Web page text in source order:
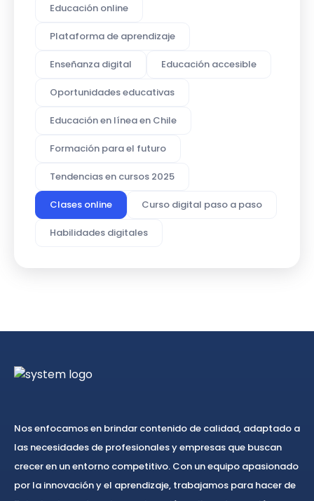
Educación online
Plataforma de aprendizaje
Enseñanza digital Educación accesible
Oportunidades educativas
Educación en línea en Chile
Formación para el futuro
Tendencias en cursos 2025
Clases online Curso digital paso a paso
Habilidades digitales
Nos enfocamos en brindar contenido de calidad, adaptado a
las necesidades de profesionales y empresas que buscan
crecer en un entorno competitivo. Con un equipo apasionado
por la innovación y el aprendizaje, trabajamos para hacer de